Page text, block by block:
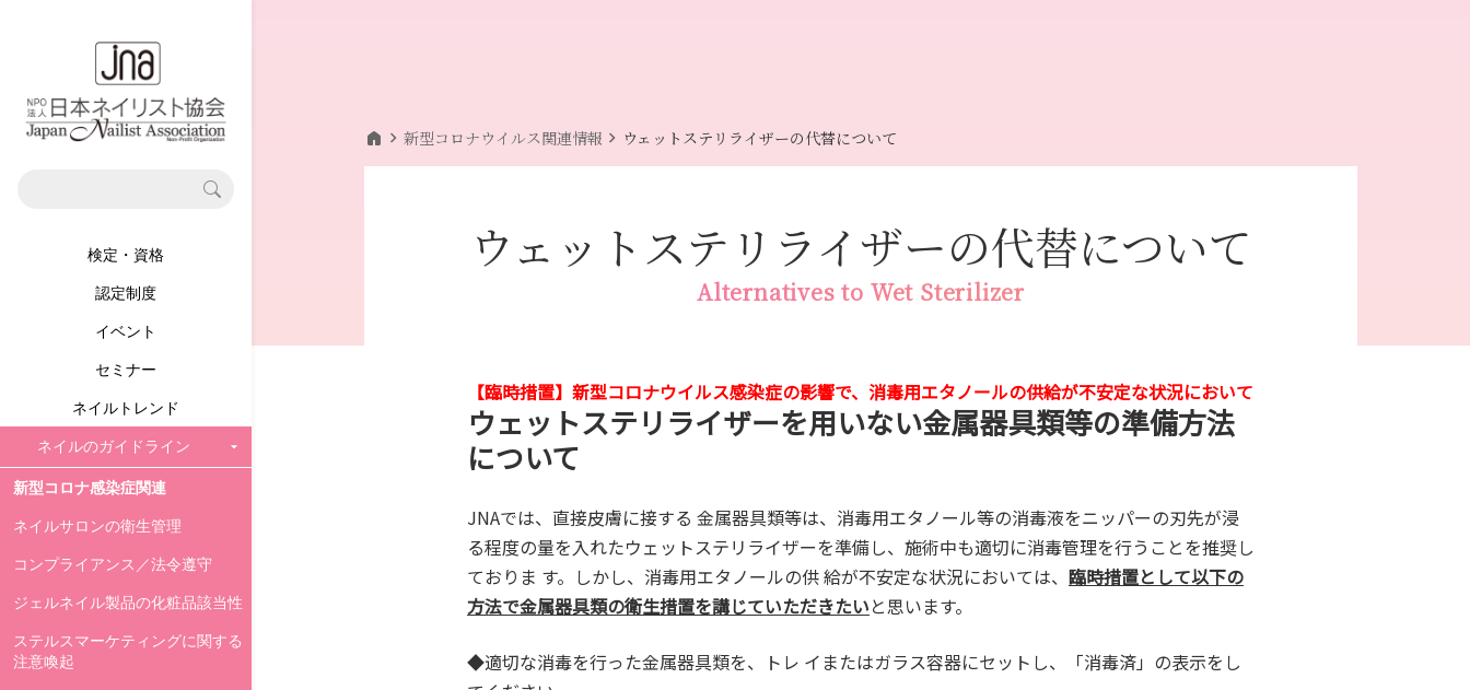
検定・資格
認定制度
イベント
セミナー
ネイルトレンド
ネイルのガイドライン
新型コロナ感染症関連
ネイルサロンの衛生管理
コンプライアンス／法令遵守
ジェルネイル製品の化粧品該当性
ステルスマーケティングに関する
注意喚起
home chevron_right 新型コロナウイルス関連情報 chevron_right ウェットステリライザーの代替について
ウェットステリライザーの代替について
Alternatives to Wet Sterilizer
【臨時措置】新型コロナウイルス感染症の影響で、消毒用エタノールの供給が不安定な状況において
ウェットステリライザーを用いない金属器具類等の準備方法
について
JNAでは、直接皮膚に接する 金属器具類等は、消毒用エタノール等の消毒液をニッパーの刃先が浸
る程度の量を入れたウェットステリライザーを準備し、施術中も適切に消毒管理を行うことを推奨し
ておりま す。しかし、消毒用エタノールの供 給が不安定な状況においては、 臨時措置として以下の
方法で金属器具類の衛生措置を講じていただきたいと思います。
◆適切な消毒を行った金属器具類を、トレ イまたはガラス容器にセットし、「消毒済」の表示をし